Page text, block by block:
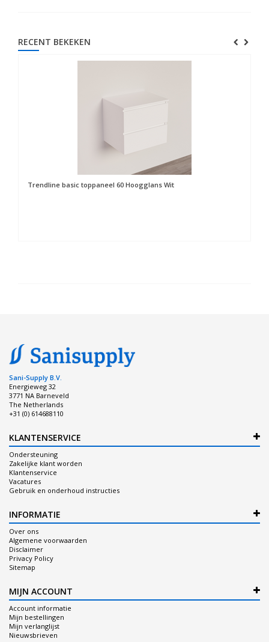
RECENT BEKEKEN
Trendline basic toppaneel 60 Hoogglans Wit
Sani-Supply B.V.
Energieweg 32
3771 NA Barneveld
The Netherlands
+31 (0) 614688110
KLANTENSERVICE
Ondersteuning
Zakelijke klant worden
Klantenservice
Vacatures
Gebruik en onderhoud instructies
INFORMATIE
Over ons
Algemene voorwaarden
Disclaimer
Privacy Policy
Sitemap
MIJN ACCOUNT
Account informatie
Mijn bestellingen
Mijn verlanglijst
Nieuwsbrieven